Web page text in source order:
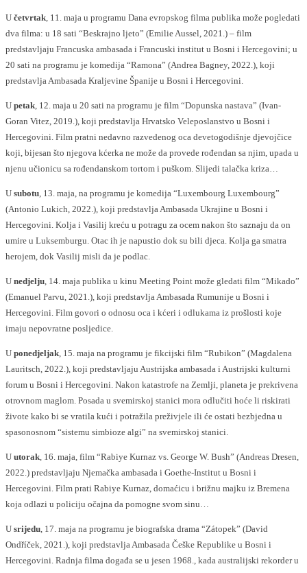
U četvrtak, 11. maja u programu Dana evropskog filma publika može pogledati
dva filma: u 18 sati “Beskrajno ljeto” (Emilie Aussel, 2021.) – film
predstavljaju Francuska ambasada i Francuski institut u Bosni i Hercegovini; u
20 sati na programu je komedija “Ramona” (Andrea Bagney, 2022.), koji
predstavlja Ambasada Kraljevine Španije u Bosni i Hercegovini.
U petak, 12. maja u 20 sati na programu je film “Dopunska nastava” (Ivan-
Goran Vitez, 2019.), koji predstavlja Hrvatsko Veleposlanstvo u Bosni i
Hercegovini. Film pratni nedavno razvedenog oca devetogodišnje djevojčice
koji, bijesan što njegova kćerka ne može da provede rođendan sa njim, upada u
njenu učionicu sa rođendanskom tortom i puškom. Slijedi talačka kriza…
U subotu, 13. maja, na programu je komedija “Luxembourg Luxembourg”
(Antonio Lukich, 2022.), koji predstavlja Ambasada Ukrajine u Bosni i
Hercegovini. Kolja i Vasilij kreću u potragu za ocem nakon što saznaju da on
umire u Luksemburgu. Otac ih je napustio dok su bili djeca. Kolja ga smatra
herojem, dok Vasilij misli da je podlac.
U nedjelju, 14. maja publika u kinu Meeting Point može gledati film “Mikado”
(Emanuel Parvu, 2021.), koji predstavlja Ambasada Rumunije u Bosni i
Hercegovini. Film govori o odnosu oca i kćeri i odlukama iz prošlosti koje
imaju nepovratne posljedice.
U ponedjeljak, 15. maja na programu je fikcijski film “Rubikon” (Magdalena
Lauritsch, 2022.), koji predstavljaju Austrijska ambasada i Austrijski kulturni
forum u Bosni i Hercegovini. Nakon katastrofe na Zemlji, planeta je prekrivena
otrovnom maglom. Posada u svemirskoj stanici mora odlučiti hoće li riskirati
živote kako bi se vratila kući i potražila preživjele ili će ostati bezbjedna u
spasonosnom “sistemu simbioze algi” na svemirskoj stanici.
U utorak, 16. maja, film “Rabiye Kurnaz vs. George W. Bush” (Andreas Dresen,
2022.) predstavljaju Njemačka ambasada i Goethe-Institut u Bosni i
Hercegovini. Film prati Rabiye Kurnaz, domaćicu i brižnu majku iz Bremena
koja odlazi u policiju očajna da pomogne svom sinu…
U srijedu, 17. maja na programu je biografska drama “Zátopek” (David
Ondříček, 2021.), koji predstavlja Ambasada Češke Republike u Bosni i
Hercegovini. Radnja filma događa se u jesen 1968., kada australijski rekorder u